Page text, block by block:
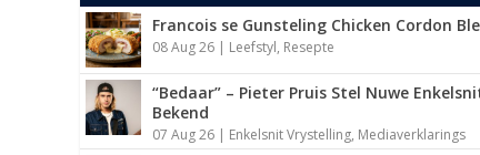
Francois se Gunsteling Chicken Cordon
08 Aug 26 | Leefstyl, Resepte
“Bedaar” – Pieter Pruis Stel Nuwe
Bekend
07 Aug 26 | Enkelsnit Vrystelling, Mediaverklarings